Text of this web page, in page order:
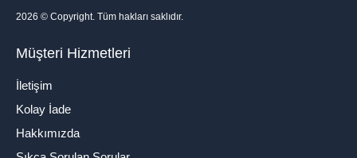
2026 © Copyright. Tüm hakları saklıdır.
Müşteri Hizmetleri
İletişim
Kolay İade
Hakkımızda